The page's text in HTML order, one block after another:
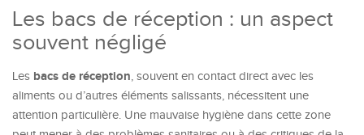
Les bacs de réception : un aspect
souvent négligé
Les bacs de réception, souvent en contact direct avec les
aliments ou d’autres éléments salissants, nécessitent une
attention particulière. Une mauvaise hygiène dans cette zone